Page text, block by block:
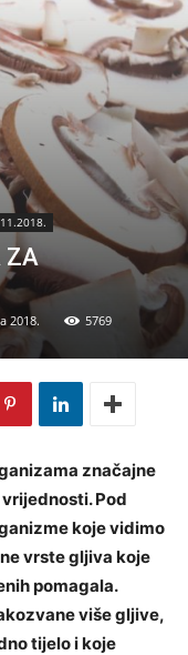
ZA
2018. 5769
značajne
Pod
koje vidimo
vrste gljiva koje
pomagala.
više gljive,
tijelo i koje